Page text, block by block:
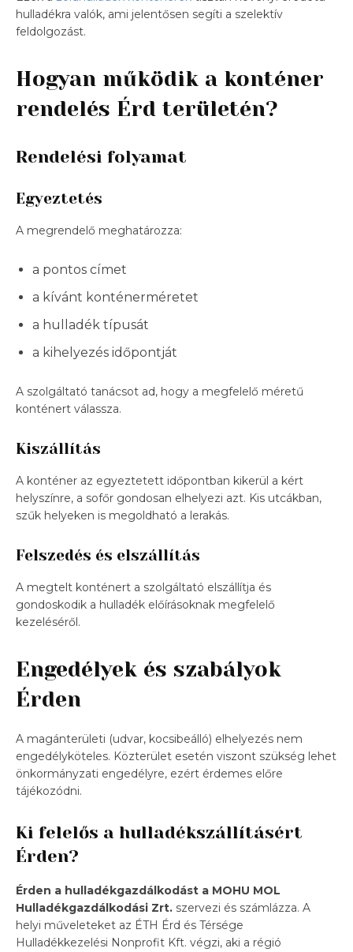
hulladékra valók, ami jelentősen segíti a szelektív
feldolgozást.
Hogyan működik a konténer
rendelés Érd területén?
Rendelési folyamat
Egyeztetés
A megrendelő meghatározza:
a pontos címet
a kívánt konténerméretet
a hulladék típusát
a kihelyezés időpontját
A szolgáltató tanácsot ad, hogy a megfelelő méretű
konténert válassza.
Kiszállítás
A konténer az egyeztetett időpontban kikerül a kért
helyszínre, a sofőr gondosan elhelyezi azt. Kis utcákban,
szűk helyeken is megoldható a lerakás.
Felszedés és elszállítás
A megtelt konténert a szolgáltató elszállítja és
gondoskodik a hulladék előírásoknak megfelelő
kezeléséről.
Engedélyek és szabályok
Érden
A magánterületi (udvar, kocsibeálló) elhelyezés nem
engedélyköteles. Közterület esetén viszont szükség lehet
önkormányzati engedélyre, ezért érdemes előre
tájékozódni.
Ki felelős a hulladékszállításért
Érden?
Érden a hulladékgazdálkodást a MOHU MOL
Hulladékgazdálkodási Zrt. szervezi és számlázza. A
helyi műveleteket az ÉTH Érd és Térsége
Hulladékkezelési Nonprofit Kft. végzi, aki a régió